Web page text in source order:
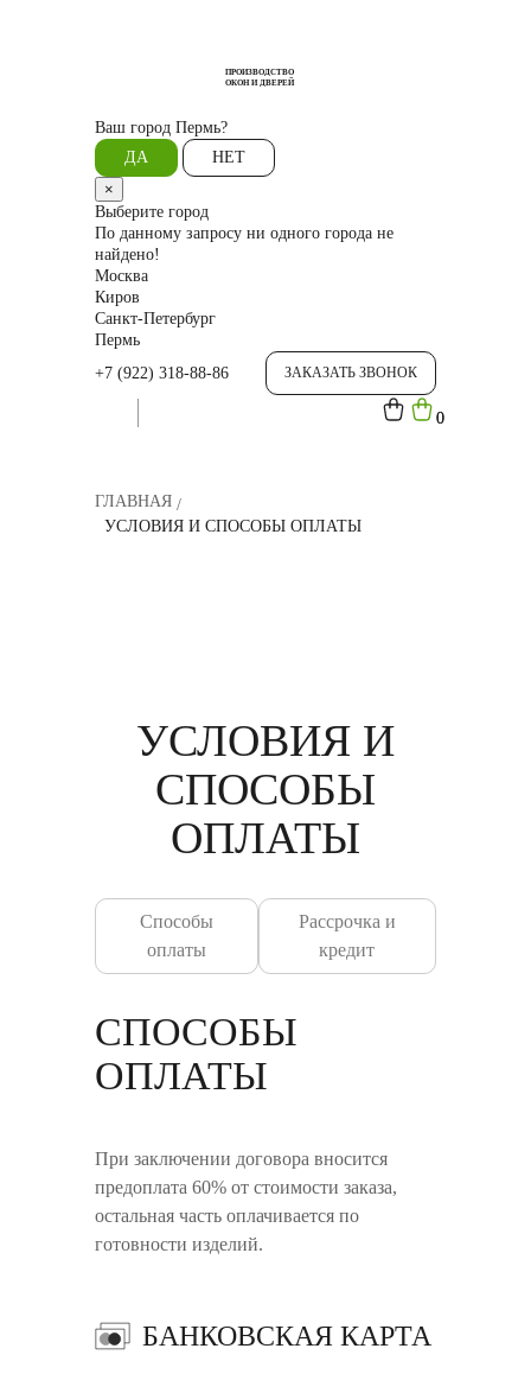
ПРОИЗВОДСТВО
ОКОН И ДВЕРЕЙ
Ваш город Пермь?
ДА
НЕТ
×
Выберите город
По данному запросу ни одного города не
найдено!
Москва
Киров
Санкт-Петербург
Пермь
+7 (922) 318-88-86
ЗАКАЗАТЬ ЗВОНОК
0
0
ГЛАВНАЯ
УСЛОВИЯ И СПОСОБЫ ОПЛАТЫ
УСЛОВИЯ И
СПОСОБЫ
ОПЛАТЫ
Способы
оплаты
Рассрочка и
кредит
СПОСОБЫ
ОПЛАТЫ
При заключении договора вносится
предоплата 60% от стоимости заказа,
остальная часть оплачивается по
готовности изделий.
БАНКОВСКАЯ КАРТА